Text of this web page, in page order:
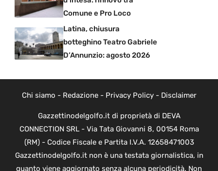
Comune e Pro Loco
Latina, chiusura
botteghino Teatro Gabriele
D’Annunzio: agosto 2026
Chi siamo - Redazione- Privacy Policy- Disclaimer
Gazzettinodelgolfo.it di proprietà di DEVA
CONNECTION SRL - Via Tata Giovanni 8, 00154 Roma
(RM) - Codice Fiscale e Partita I.V.A. 12658471003
Gazzettinodelgolfo.it non è una testata giornalistica, in
quanto viene aggiornato senza alcuna periodicità. Non